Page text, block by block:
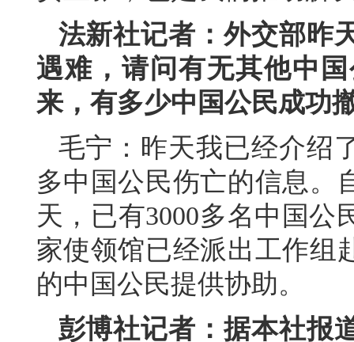
法新社记者：外交部昨
遇难，请问有无其他中
来，有多少中国公民成功
毛宁：昨天我已经介绍
多中国公民伤亡的信息。
天，已有3000多名中国
家使领馆已经派出工作组
的中国公民提供协助。
彭博社记者：据本社报